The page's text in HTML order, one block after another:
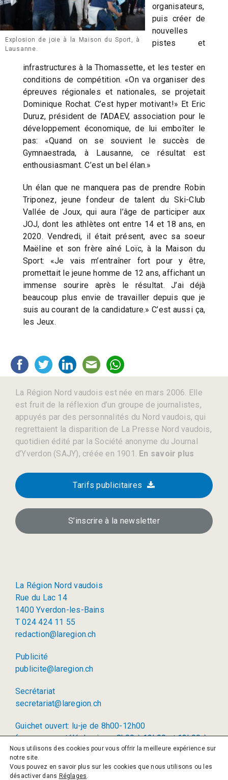
Explosion de joie à la Maison du Sport, à
Lausanne.
organisateurs,
puis créer de
nouvelles
pistes et
infrastructures à la Thomassette, et les tester en
conditions de compétition. «On va organiser des
épreuves régionales et nationales, se projetait
Dominique Rochat. C’est hyper motivant!» Et Eric
Duruz, président de l’ADAEV, association pour le
développement économique, de lui emboîter le
pas: «Quand on se souvient le succès de
Gymnaestrada, à Lausanne, ce résultat est
enthousiasmant. C’est un bel élan.»
Un élan que ne manquera pas de prendre Robin
Triponez, jeune fondeur de talent du Ski-Club
Vallée de Joux, qui aura l’âge de participer aux
JOJ, dont les athlètes ont entre 14 et 18 ans, en
2020. Vendredi, il était présent, avec sa soeur
Maëline et son frère aîné Loïc, à la Maison du
Sport: «Je vais m’entraîner fort pour y être,
promettait le jeune homme de 12 ans, affichant un
immense sourire après le résultat. J’ai déjà
beaucoup plus envie de travailler depuis que je
suis au courant de la candidature.» C’est aussi ça,
les Jeux.
La Région Nord vaudois est née en mars 2006. Elle
est fruit de la réflexion d’un groupe de journalistes,
appuyés par des personnalités du Nord vaudois, qui
regrettaient la disparition de La Presse Nord vaudois,
quotidien édité par la Société anonyme du Journal
d’Yverdon (SAJY), créée en 1901. En savoir plus
Tarifs publicitaires
S’inscrire à la newsletter
La Région Nord vaudois
Rue du Lac 14
1400 Yverdon-les-Bains
T 024 424 11 55
redaction@laregion.ch
Publicité
publicite@laregion.ch
Secrétariat
secretariat@laregion.ch
Guichet ouvert: lu-je de 8h00-12h00
(permanence téléphonique: 8h00 à 12h00 et 13h00 à
17h00)
© 2026 La Région SA
Nous utilisons des cookies pour vous offrir la meilleure expérience sur
notre site.
Vous pouvez en savoir plus sur les cookies que nous utilisons ou les
désactiver dans Réglages.